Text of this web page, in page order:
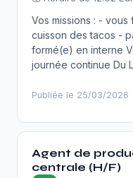
Vos missions : -
cuisson des tacos -
formé(e) en interne
journée continue Du
Publiée le 25/03/2026
Agent de
centrale (H/F)